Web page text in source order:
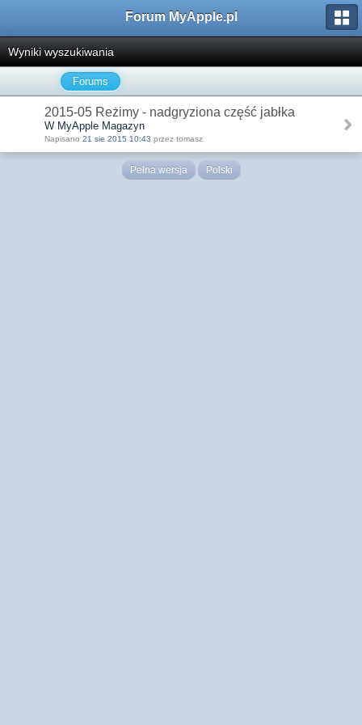
Forum MyApple.pl
Wyniki wyszukiwania
Forums
2015-05 Reżimy - nadgryziona część jabłka
W MyApple Magazyn
Napisano 21 sie 2015 10:43 przez tomasz
Pełna wersja Polski